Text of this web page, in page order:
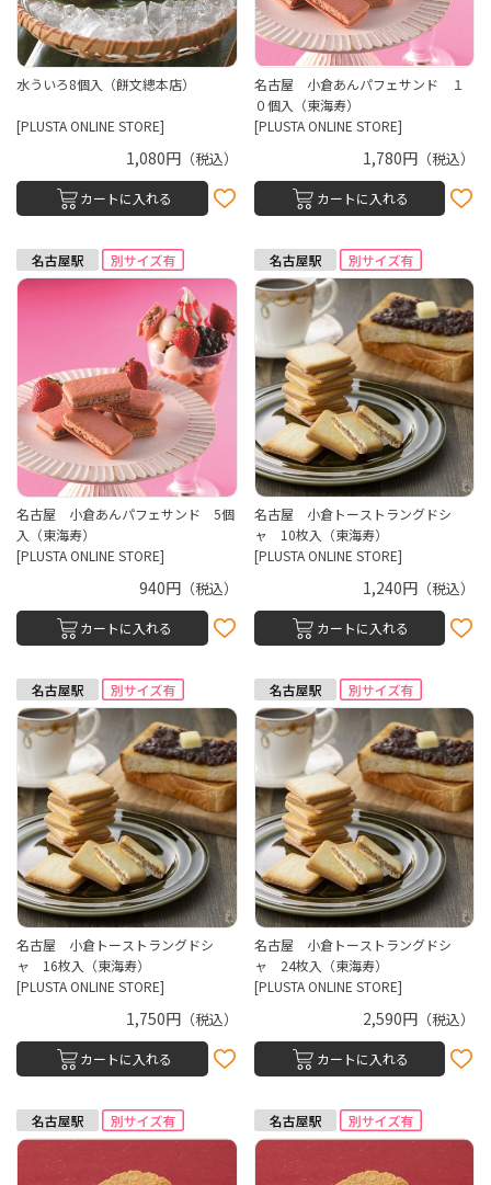
水ういろ8個入（餅文總本店）
[PLUSTA ONLINE STORE]
1,080円（税込）
カートに入れる
名古屋 小倉あんパフェサンド １
０個入（東海寿）
[PLUSTA ONLINE STORE]
1,780円 （税込）
カートに入れる
名古屋 小倉あんパフェサンド 5個
入（東海寿）
[PLUSTA ONLINE STORE]
940円（税込）
カートに入れる
名古屋 小倉トーストラングドシ
ャ 10枚入（東海寿）
[PLUSTA ONLINE STORE]
1,240円 （税込）
カートに入れる
名古屋 小倉トーストラングドシ
ャ 16枚入（東海寿）
[PLUSTA ONLINE STORE]
1,750円（税込）
カートに入れる
名古屋 小倉トーストラングドシ
ャ 24枚入（東海寿）
[PLUSTA ONLINE STORE]
2,590円 （税込）
カートに入れる